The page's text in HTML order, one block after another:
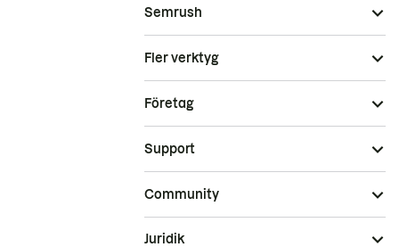
Semrush
Fler verktyg
Företag
Support
Community
Juridik